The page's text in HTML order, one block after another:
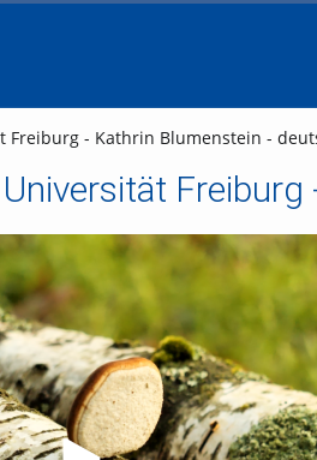
- Kathrin Blumenstein -
Video